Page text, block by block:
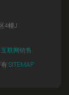
4幢J
互联网销售
SITEMAP